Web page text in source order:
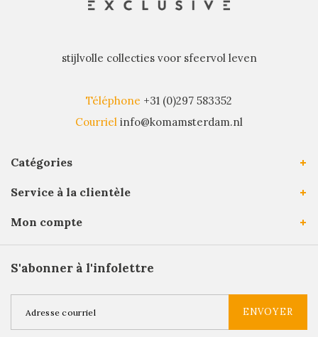
stijlvolle collecties voor sfeervol leven
Téléphone +31 (0)297 583352
Courriel info@komamsterdam.nl
Catégories
Service à la clientèle
Mon compte
S'abonner à l'infolettre
ENVOYER